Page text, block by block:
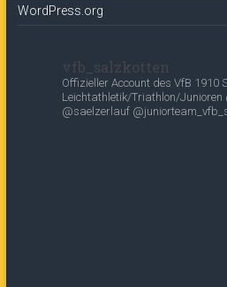
WordPress.org
vfb_salzkotten
Offizieller Account des VfB 1910
Leichtathletik/Triathlon/Junioren
@saelzerlauf